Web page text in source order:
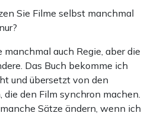
Sie Filme selbst manchmal
manchmal auch Regie, aber die
Das Buch bekomme ich
und übersetzt von den
die den Film synchron machen.
Sätze ändern, wenn ich